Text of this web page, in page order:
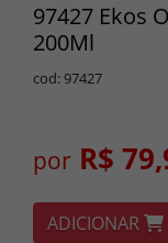
97427 Ekos
200Ml
cod: 97427
por R$
ADICIONAR